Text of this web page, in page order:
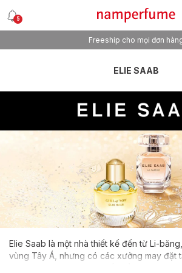
5
Freeship cho mọi đơn
ELIE SAAB
Elie Saab là một nhà thiết kế đến từ Li-
vùng Tây Á, nhưng có các xưởng may đặt